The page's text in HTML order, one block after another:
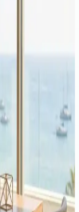
adesea furnizorii de
5-7 zile lucrătoare —
contează mai mult
trebui să înființeze o
fiscală, ce costuri
și greșelile care îi